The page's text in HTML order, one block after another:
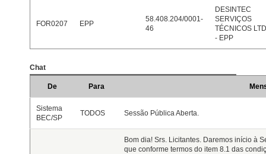
FOR0207 EPP
58.408.204/0001-
46
DESINTEC
SERVIÇOS
TÉCNICOS
- EPP
Chat
De Para
Sistema
BEC/SP
TODOS Sessão Pública Aberta.
Bom dia! Srs. Licitantes. Daremos início à
que conforme termos do item 8.1 das